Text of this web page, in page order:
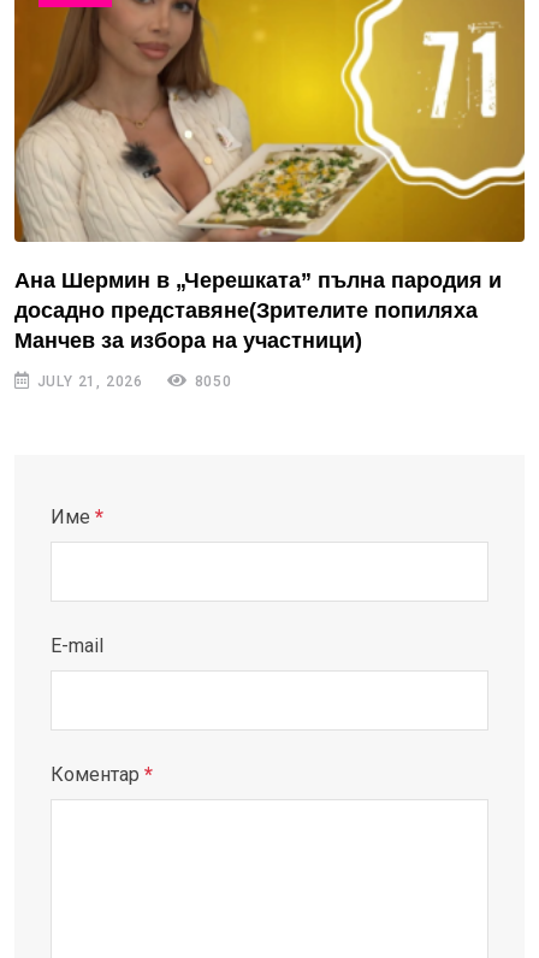
Ана Шермин в „Черешката” пълна пародия и
досадно представяне(Зрителите попиляха
Манчев за избора на участници)
JULY 21, 2026 8050
Име *
E-mail
Коментар *